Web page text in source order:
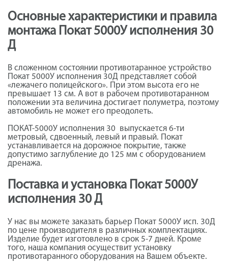
Основные характеристики и правила
монтажа Покат 5000У исполнения 30
Д
В сложенном состоянии противотаранное устройство
Покат 5000У исполнения 30Д представляет собой
«лежачего полицейского». При этом высота его не
превышает 13 см. А вот в рабочем противотаранном
положении эта величина достигает полуметра, поэтому
автомобиль не может его преодолеть.
ПОКАТ-5000У исполнения 30 выпускается 6-ти
метровый, сдвоенный, левый и правый. Покат
устанавливается на дорожное покрытие, также
допустимо заглубление до 125 мм с оборудованием
дренажа.
Поставка и установка Покат 5000У
исполнения 30 Д
У нас вы можете заказать барьер Покат 5000У исп. 30Д
по цене производителя в различных комплектациях.
Изделие будет изготовлено в срок 5-7 дней. Кроме
того, наша компания осуществит установку
противотаранного оборудования на Вашем объекте.